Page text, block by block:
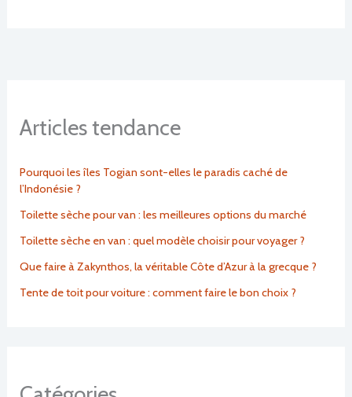
Articles tendance
Pourquoi les îles Togian sont-elles le paradis caché de
l’Indonésie ?
Toilette sèche pour van : les meilleures options du marché
Toilette sèche en van : quel modèle choisir pour voyager ?
Que faire à Zakynthos, la véritable Côte d’Azur à la grecque ?
Tente de toit pour voiture : comment faire le bon choix ?